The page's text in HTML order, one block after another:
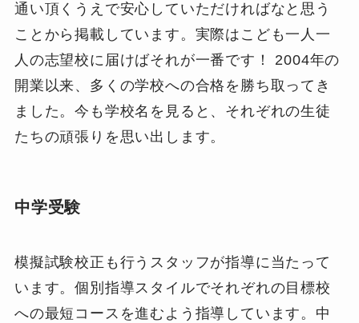
通い頂くうえで安心していただければなと思う
ことから掲載しています。実際はこども一人一
人の志望校に届けばそれが一番です！ 2004年の
開業以来、多くの学校への合格を勝ち取ってき
ました。今も学校名を見ると、それぞれの生徒
たちの頑張りを思い出します。
中学受験
模擬試験校正も行うスタッフが指導に当たって
います。個別指導スタイルでそれぞれの目標校
への最短コースを進むよう指導しています。中